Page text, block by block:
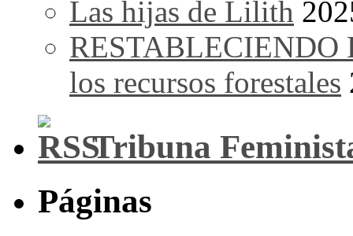
Las hijas de Lilith
RESTABLECIENDO
los recursos forestales
Tribuna
Páginas